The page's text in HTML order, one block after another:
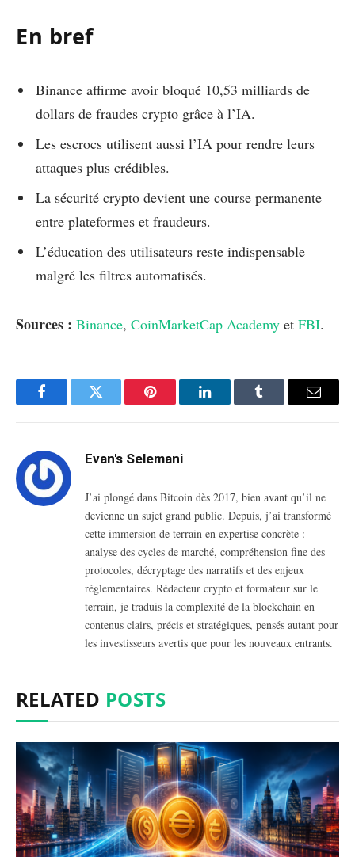
En bref
Binance affirme avoir bloqué 10,53 milliards de
dollars de fraudes crypto grâce à l’IA.
Les escrocs utilisent aussi l’IA pour rendre leurs
attaques plus crédibles.
La sécurité crypto devient une course permanente
entre plateformes et fraudeurs.
L’éducation des utilisateurs reste indispensable
malgré les filtres automatisés.
Sources : Binance, CoinMarketCap Academy et FBI.
FacebookTwitter Pinterest LinkedInTumblr Email
Evan's Selemani
J’ai plongé dans Bitcoin dès 2017, bien avant qu’il ne
devienne un sujet grand public. Depuis, j’ai transformé
cette immersion de terrain en expertise concrète :
analyse des cycles de marché, compréhension fine des
protocoles, décryptage des narratifs et des enjeux
réglementaires. Rédacteur crypto et formateur sur le
terrain, je traduis la complexité de la blockchain en
contenus clairs, précis et stratégiques, pensés autant pour
les investisseurs avertis que pour les nouveaux entrants.
RELATED POSTS